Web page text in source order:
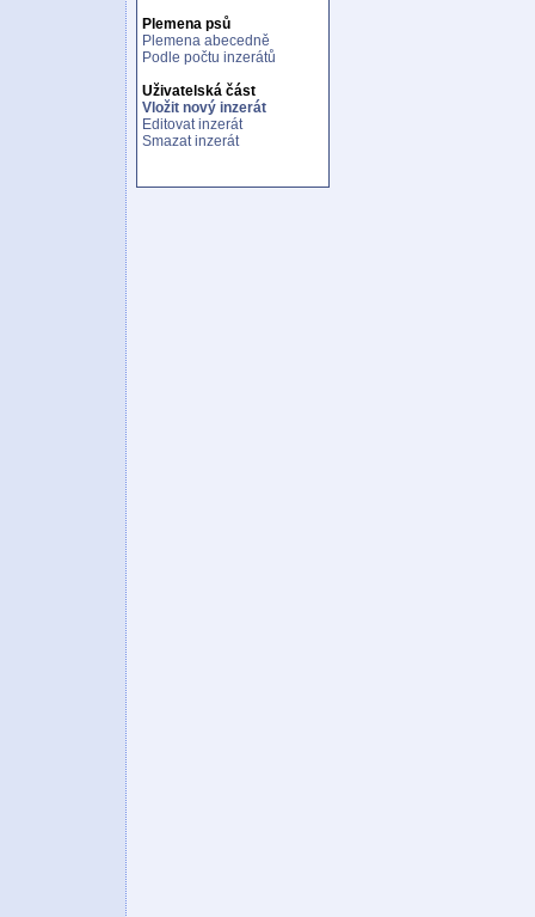
Plemena psů
Plemena abecedně
Podle počtu inzerátů
Uživatelská část
Vložit nový inzerát
Editovat inzerát
Smazat inzerát